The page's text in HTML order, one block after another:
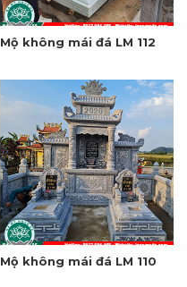
Mộ không mái đá LM 112
Mộ không mái đá LM 110